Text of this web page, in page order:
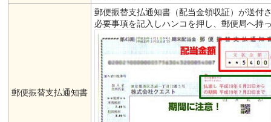
郵便振替支払通知書
郵便振替支払通知書（配当金領収証）が送付
必要事項を記入しハンコを押し、郵便局へ持